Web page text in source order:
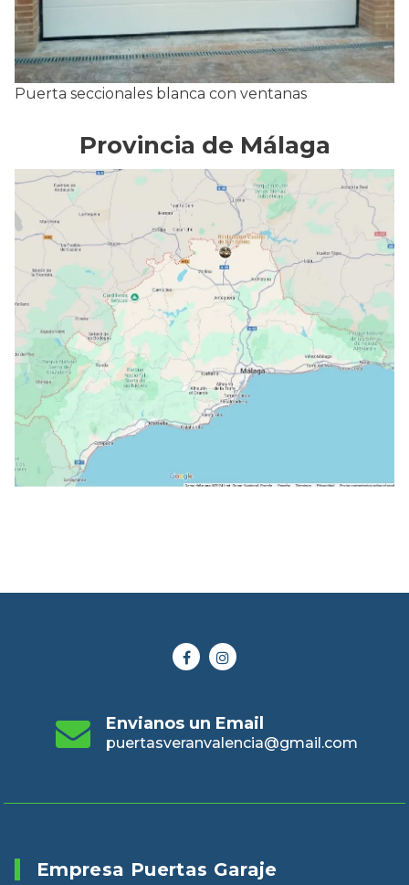
Puerta seccionales blanca con ventanas
Provincia de Málaga
Envianos un Email
puertasveranvalencia@gmail.com
Empresa Puertas Garaje